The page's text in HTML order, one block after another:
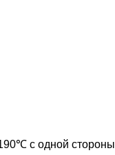
с одной стороны